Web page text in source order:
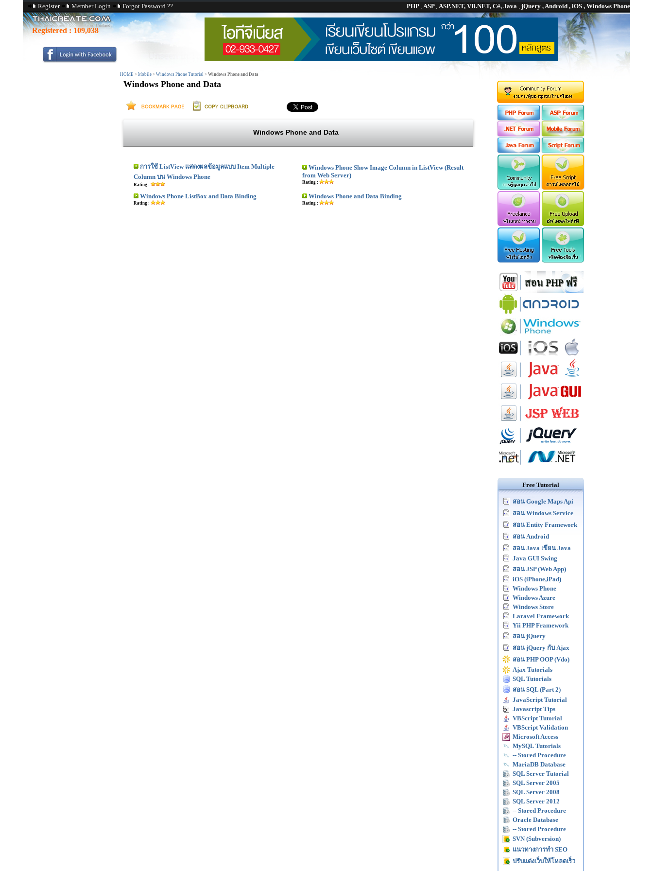
Register Member Login Forgot Password ?? PHP, ASP, ASP.NET, VB.NET, C#, Java , jQuery , Android , iOS , Windows Phone
Registered : 109,038
HOME > Mobile > Windows Phone Tutorial > Windows Phone and Data
Windows Phone and Data
Windows Phone and Data
การใช้ ListView แสดงผลข้อมูลแบบ Item Multiple
Column บน Windows Phone
Rating :
Windows Phone Show Image Column in ListView (Result
from Web Server)
Rating :
Windows Phone ListBox and Data Binding
Rating :
Windows Phone and Data Binding
Rating :
Free Tutorial
สอน Google Maps Api
สอน Windows Service
สอน Entity Framework
สอน Android
สอน Java เขียน Java
Java GUI Swing
สอน JSP (Web App)
iOS (iPhone,iPad)
Windows Phone
Windows Azure
Windows Store
Laravel Framework
Yii PHP Framework
สอน jQuery
สอน jQuery กับ Ajax
สอน PHP OOP (Vdo)
Ajax Tutorials
SQL Tutorials
สอน SQL (Part 2)
JavaScript Tutorial
Javascript Tips
VBScript Tutorial
VBScript Validation
Microsoft Access
MySQL Tutorials
-- Stored Procedure
MariaDB Database
SQL Server Tutorial
SQL Server 2005
SQL Server 2008
SQL Server 2012
-- Stored Procedure
Oracle Database
-- Stored Procedure
SVN (Subversion)
แนวทางการทำ SEO
ปรับแต่งเว็บให้โหลดเร็ว